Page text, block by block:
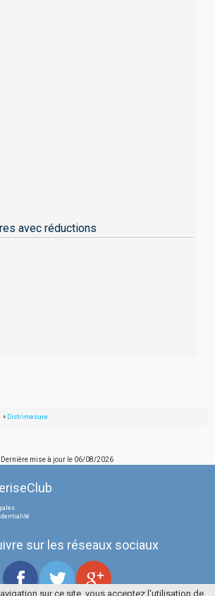
avec réductions
» Distrimesure
Dernière mise à jour le 06/08/2026
sur les réseaux sociaux
sur ce site, vous acceptez l'utilisation de